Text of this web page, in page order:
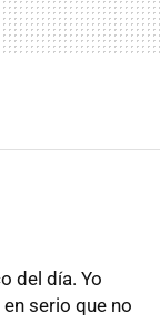
del día. Yo
serio que no